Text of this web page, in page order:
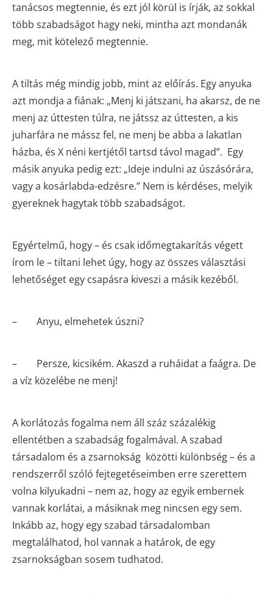
tanácsos megtennie, és ezt jól körül is írják, az sokkal
több szabadságot hagy neki, mintha azt mondanák
meg, mit kötelező megtennie.
A tiltás még mindig jobb, mint az előírás. Egy anyuka
azt mondja a fiának: „Menj ki játszani, ha akarsz, de ne
menj az úttesten túlra, ne játssz az úttesten, a kis
juharfára ne mássz fel, ne menj be abba a lakatlan
házba, és X néni kertjétől tartsd távol magad”. Egy
másik anyuka pedig ezt: „Ideje indulni az úszásórára,
vagy a kosárlabda-edzésre.” Nem is kérdéses, melyik
gyereknek hagytak több szabadságot.
Egyértelmű, hogy – és csak időmegtakarítás végett
írom le – tiltani lehet úgy, hogy az összes választási
lehetőséget egy csapásra kiveszi a másik kezéből.
– Anyu, elmehetek úszni?
– Persze, kicsikém. Akaszd a ruháidat a faágra. De
a víz közelébe ne menj!
A korlátozás fogalma nem áll száz százalékig
ellentétben a szabadság fogalmával. A szabad
társadalom és a zsarnokság közötti különbség – és a
rendszerről szóló fejtegetéseimben erre szerettem
volna kilyukadni – nem az, hogy az egyik embernek
vannak korlátai, a másiknak meg nincsen egy sem.
Inkább az, hogy egy szabad társadalomban
megtalálhatod, hol vannak a határok, de egy
zsarnokságban sosem tudhatod.